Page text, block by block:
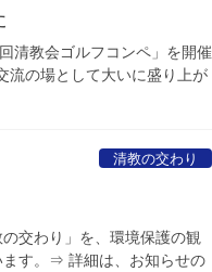
清教会ゴルフコンペ」を開催
流の場として大いに盛り上が
清教の交わり
交わり」を、環境保護の観
ます。⇒ 詳細は、お知らせの